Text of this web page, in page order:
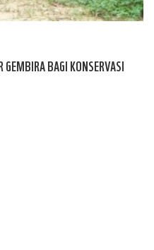
BAGI KONSERVASI